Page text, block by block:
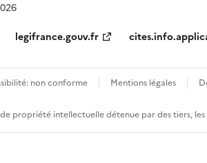
legifrance.gouv.fr
non conforme Mentions légales
propriété intellectuelle détenue par des tiers,